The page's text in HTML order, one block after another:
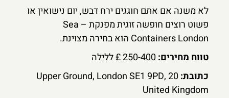
לא משנה אם אתם חוגגים ירח דבש, יום נישואין או
פשוט רוצים חופשה זוגית מפנקת – Sea
Containers London הוא בחירה מצוינת.
טווח מחירים:250-400 £ ללילה
כתובת:
20 Upper Ground, London SE1 9PD,
United Kingdom